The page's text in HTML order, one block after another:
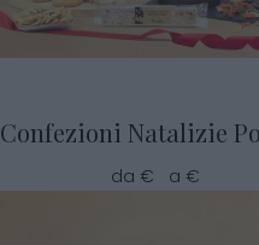
Confezioni Natalizie
da € a €